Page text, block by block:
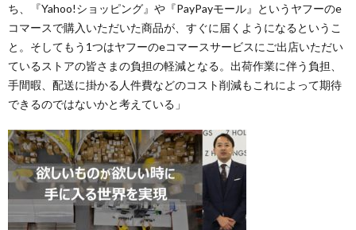
ち、『Yahoo!ショッピング』や『PayPayモール』というヤフーのe
コマースで購入いただいた商品が、すぐに届くようになるというこ
と。そしてもう1つはヤフーのeコマースサービスにご出店いただい
ているストアの皆さまの負担の軽減となる。出荷作業に伴う負担、
手間暇、配送に掛かる人件費などのコスト削減もこれによって期待
できるのではないかと考えている」